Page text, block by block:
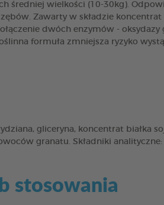
średniej wielkości (10-30kg).
Zawarty w składzie
dwóch enzymów -
formuła zmniejsza ryzyko
gliceryna, koncentrat białka
granatu. Składniki
stosowania